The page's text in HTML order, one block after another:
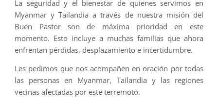
La seguridad y el bienestar de quienes servimos en
Myanmar y Tailandia a través de nuestra misión del
Buen Pastor son de máxima prioridad en este
momento. Esto incluye a muchas familias que ahora
enfrentan pérdidas, desplazamiento e incertidumbre.
Les pedimos que nos acompañen en oración por todas
las personas en Myanmar, Tailandia y las regiones
vecinas afectadas por este terremoto.